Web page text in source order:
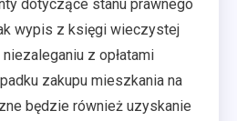
dotyczące stanu prawnego
wypis z księgi wieczystej
z opłatami
zakupu mieszkania na
będzie również uzyskanie